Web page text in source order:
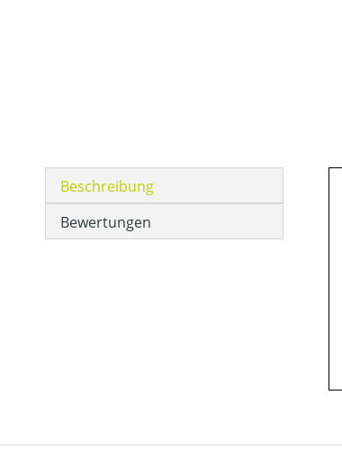
Beschreibung
Bewertungen